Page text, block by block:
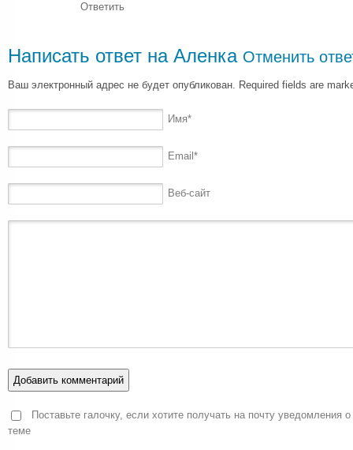
Ответить
Написать ответ на Аленка Отменить
Ваш электронный адрес не будет опубликован. Required fields are
Имя*
Email *
Веб-сайт
Поставьте галочку, если хотите получать на почту уведомления
теме